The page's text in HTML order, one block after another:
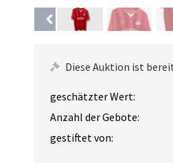
Diese Auktion ist
geschätzter Wert:
Anzahl der Gebote:
gestiftet von: